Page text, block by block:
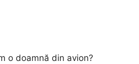
o doamnă din avion?